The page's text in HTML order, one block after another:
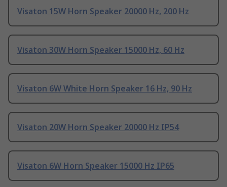
Visaton 15W Horn Speaker 20000 Hz, 200 Hz
Visaton 30W Horn Speaker 15000 Hz, 60 Hz
Visaton 6W White Horn Speaker 16 Hz, 90 Hz
Visaton 20W Horn Speaker 20000 Hz IP54
Visaton 6W Horn Speaker 15000 Hz IP65